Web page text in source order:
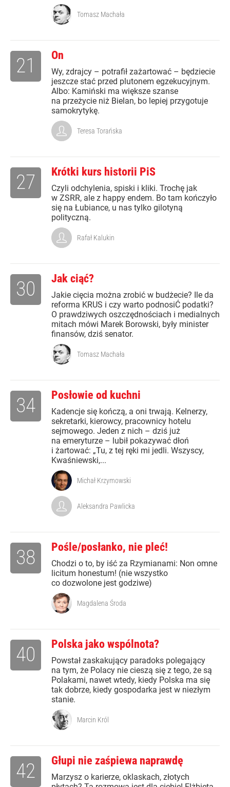
Tomasz Machała
On
Wy, zdrajcy – potrafił zażartować – będziecie
jeszcze stać przed plutonem egzekucyjnym.
Albo: Kamiński ma większe szanse
na przeżycie niż Bielan, bo lepiej przygotuje
samokrytykę.
21
Teresa Torańska
Krótki kurs historii PiS
Czyli odchylenia, spiski i kliki. Trochę jak
w ZSRR, ale z happy endem. Bo tam kończyło
się na Łubiance, u nas tylko gilotyną
polityczną.
27
Rafał Kalukin
Jak ciąć?
Jakie cięcia można zrobić w budżecie? Ile da
reforma KRUS i czy warto podnosiĆ podatki?
O prawdziwych oszczędnościach i medialnych
mitach mówi Marek Borowski, były minister
finansów, dziś senator.
30
Tomasz Machała
Posłowie od kuchni
Kadencje się kończą, a oni trwają. Kelnerzy,
sekretarki, kierowcy, pracownicy hotelu
sejmowego. Jeden z nich – dziś już
na emeryturze – lubił pokazywać dłoń
i żartować: „Tu, z tej ręki mi jedli. Wszyscy,
Kwaśniewski,...
34
Michał Krzymowski
Aleksandra Pawlicka
Pośle/posłanko, nie pleć!
Chodzi o to, by iść za Rzymianami: Non omne
licitum honestum! (nie wszystko
co dozwolone jest godziwe)
38
Magdalena Środa
Polska jako wspólnota?
Powstał zaskakujący paradoks polegający
na tym, że Polacy nie cieszą się z tego, że są
Polakami, nawet wtedy, kiedy Polska ma się
tak dobrze, kiedy gospodarka jest w niezłym
stanie.
40
Marcin Król
Głupi nie zaśpiewa naprawdę
Marzysz o karierze, oklaskach, złotych
42